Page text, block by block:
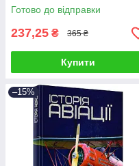
Готово до відправки
237,25 ₴ 365 ₴
Купити
–15%